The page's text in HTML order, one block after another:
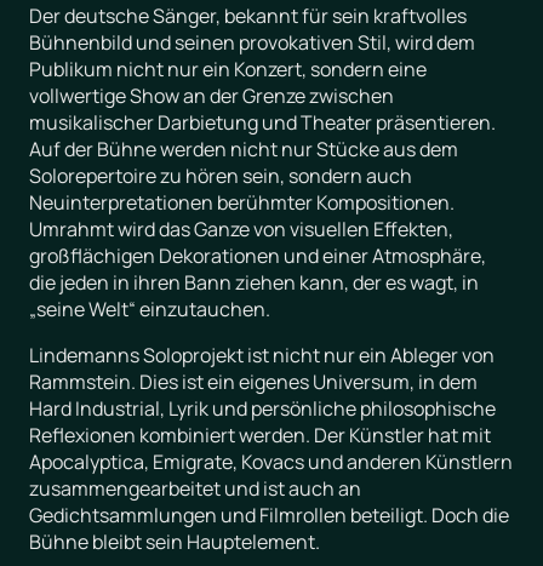
Der deutsche Sänger, bekannt für sein kraftvolles
Bühnenbild und seinen provokativen Stil, wird dem
Publikum nicht nur ein Konzert, sondern eine
vollwertige Show an der Grenze zwischen
musikalischer Darbietung und Theater präsentieren.
Auf der Bühne werden nicht nur Stücke aus dem
Solorepertoire zu hören sein, sondern auch
Neuinterpretationen berühmter Kompositionen.
Umrahmt wird das Ganze von visuellen Effekten,
großflächigen Dekorationen und einer Atmosphäre,
die jeden in ihren Bann ziehen kann, der es wagt, in
„seine Welt“ einzutauchen.
Lindemanns Soloprojekt ist nicht nur ein Ableger von
Rammstein. Dies ist ein eigenes Universum, in dem
Hard Industrial, Lyrik und persönliche philosophische
Reflexionen kombiniert werden. Der Künstler hat mit
Apocalyptica, Emigrate, Kovacs und anderen Künstlern
zusammengearbeitet und ist auch an
Gedichtsammlungen und Filmrollen beteiligt. Doch die
Bühne bleibt sein Hauptelement.